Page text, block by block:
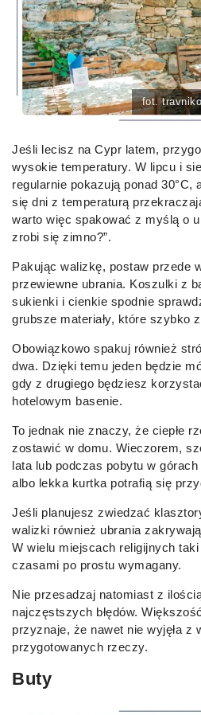
fot.
Jeśli lecisz na Cypr latem,
wysokie temperatury. W lipcu i
regularnie pokazują ponad 30°C,
się dni z temperaturą
warto więc spakować z myślą o
zrobi się zimno?”.
Pakując walizkę, postaw przede
przewiewne ubrania. Koszulki z
sukienki i cienkie spodnie
grubsze materiały, które szybko
Obowiązkowo spakuj również
dwa. Dzięki temu jeden będzie
gdy z drugiego będziesz
hotelowym basenie.
To jednak nie znaczy, że ciepłe
zostawić w domu. Wieczorem,
lata lub podczas pobytu w
albo lekka kurtka potrafią się
Jeśli planujesz zwiedzać
walizki również ubrania
W wielu miejscach religijnych
czasami po prostu wymagany.
Nie przesadzaj natomiast z
najczęstszych błędów.
przyznaje, że nawet nie wyjęła z
przygotowanych rzeczy.
Buty